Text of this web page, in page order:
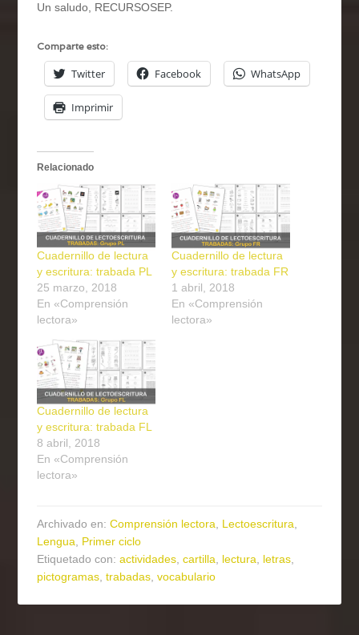
Un saludo, RECURSOSEP.
Comparte esto:
Twitter Facebook WhatsApp
Imprimir
Relacionado
Cuadernillo de lectura
y escritura: trabada PL
25 marzo, 2018
En «Comprensión
lectora»
Cuadernillo de lectura
y escritura: trabada FR
1 abril, 2018
En «Comprensión
lectora»
Cuadernillo de lectura
y escritura: trabada FL
8 abril, 2018
En «Comprensión
lectora»
Archivado en:Comprensión lectora Lectoescritura
Lengua
Primer ciclo
Etiquetado con:actividades ,cartilla lectura letras
pictogramas ,trabadas ,vocabulario